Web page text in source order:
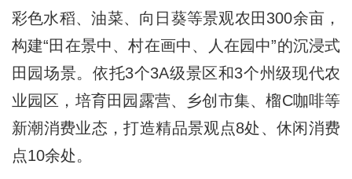
彩色水稻、油菜、向日葵等景观农田300余亩，
构建“田在景中、村在画中、人在园中”的沉浸式
田园场景。依托3个3A级景区和3个州级现代农
业园区，培育田园露营、乡创市集、榴C咖啡等
新潮消费业态，打造精品景观点8处、休闲消费
点10余处。